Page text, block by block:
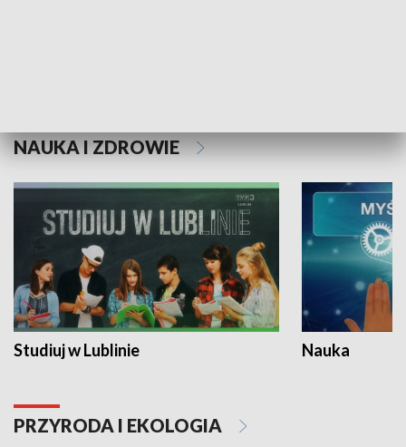
NAUKA I ZDROWIE
Studiuj w Lublinie Nauka
PRZYRODA I EKOLOGIA